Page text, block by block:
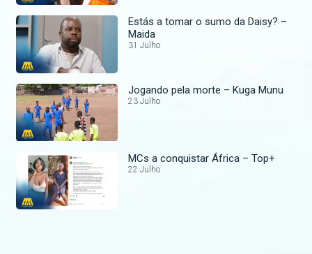
Estás a tomar o sumo da Daisy? –
Maida
31 Julho
Jogando pela morte – Kuga Munu
23 Julho
MCs a conquistar África – Top+
22 Julho